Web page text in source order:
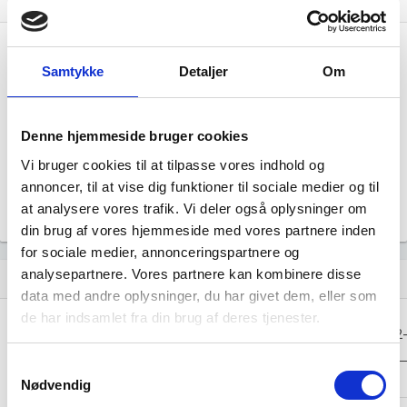
Samtykke Detaljer Om
Denne hjemmeside bruger cookies
Vi bruger cookies til at tilpasse vores indhold og
annoncer, til at vise dig funktioner til sociale medier og til
at analysere vores trafik. Vi deler også oplysninger om
din brug af vores hjemmeside med vores partnere inden
for sociale medier, annonceringspartnere og
analysepartnere. Vores partnere kan kombinere disse
data med andre oplysninger, du har givet dem, eller som
de har indsamlet fra din brug af deres tjenester.
Nødvendig
Årsrapporten 2024-12
Årsrapporten 2022-12
assignment Regnskaber
Resultat i 1000
DKK
Nettoomsætning